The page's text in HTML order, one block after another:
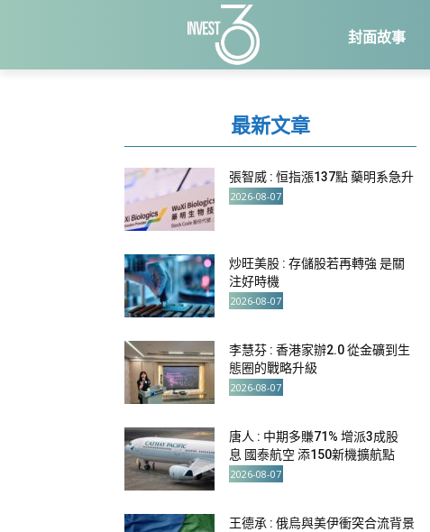
封面故事
最新文章
張智威 : 恒指漲137點 藥明系急升
2026-08-07
炒旺美股 : 存儲股若再轉強 是關
注好時機
2026-08-07
李慧芬 : 香港家辦2.0 從金礦到生
態圈的戰略升級
2026-08-07
唐人 : 中期多賺71% 增派3成股
息 國泰航空 添150新機擴航點
2026-08-07
王德承 : 俄烏與美伊衝突合流背景